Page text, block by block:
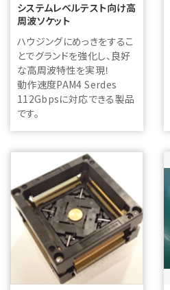
システムレベルテスト向け高
周波ソケット
ハウジングにめっきをするこ
とでグランドを強化し、良好
な高周波特性を実現！
動作速度PAM4 Serdes
112Gbpsに対応できる製品
です。